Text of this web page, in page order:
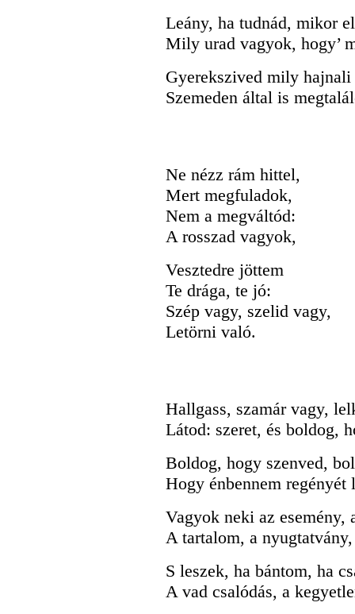
Leány, ha tudnád, mikor
Mily urad vagyok, hogy’
Gyerekszived mily hajnali
Szemeden által is
Ne nézz rám hittel,
Mert megfuladok,
Nem a megváltód:
A rosszad vagyok,
Vesztedre jöttem
Te drága, te jó:
Szép vagy, szelid vagy,
Letörni való.
Hallgass, szamár vagy,
Látod: szeret, és boldog,
Boldog, hogy szenved,
Hogy énbennem regényét
Vagyok neki az esemény,
A tartalom, a
S leszek, ha bántom, ha
A vad csalódás, a